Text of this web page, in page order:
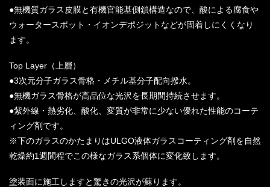
●無機質ガラス皮膜と有機官能基側鎖構造なので、酸による腐食や
ウォータースポット・イオンデポジットなどが固着しにくくなり
ます。
Top Layer（上層）
●3次元分子ガラス骨格・メチル基分子配向撥水。
●無機ガラス骨格が高品位な光沢を長期間持続させます。
●紫外線・熱劣化、酸化、変質が非常に少ない優れた性能のコーテ
ィング剤です。
※下のガラスのかたまりはULGO液体ガラスコーティング剤を自然
乾燥約1週間程でこの様なガラス系個体に変化致します。
塗装面に施工しますと驚きの光沢が蘇ります。